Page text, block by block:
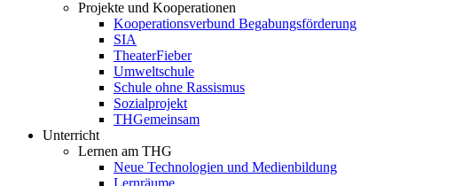
Projekte und Kooperationen
Kooperationsverbund Begabungsförderung
SIA
TheaterFieber
Umweltschule
Schule ohne Rassismus
Sozialprojekt
THGemeinsam
Unterricht
Lernen am THG
Neue Technologien und Medienbildung
Lernräume